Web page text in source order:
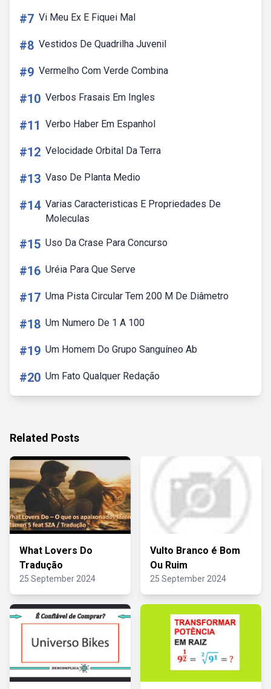
#7 Vi Meu Ex E Fiquei Mal
#8 Vestidos De Quadrilha Juvenil
#9 Vermelho Com Verde Combina
#10 Verbos Frasais Em Ingles
#11 Verbo Haber Em Espanhol
#12 Velocidade Orbital Da Terra
#13 Vaso De Planta Medio
#14 Varias Caracteristicas E Propriedades De
Moleculas
#15 Uso Da Crase Para Concurso
#16 Uréia Para Que Serve
#17 Uma Pista Circular Tem 200 M De Diâmetro
#18 Um Numero De 1 A 100
#19 Um Homem Do Grupo Sanguíneo Ab
#20 Um Fato Qualquer Redação
Related Posts
What Lovers Do
Tradução
25 September 2024
Vulto Branco é Bom
Ou Ruim
25 September 2024